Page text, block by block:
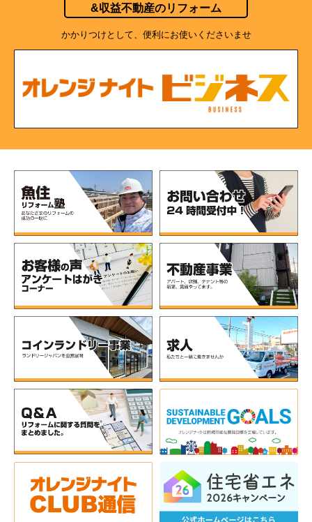
&収益不動産のリフォーム
かかりつけとして、便利にお使いくださいませ